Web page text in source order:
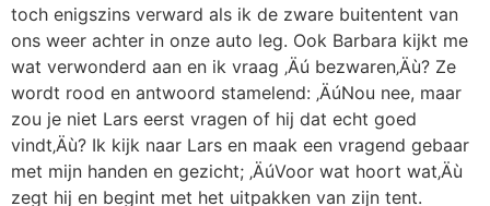
toch enigszins verward als ik de zware buitentent van
ons weer achter in onze auto leg. Ook Barbara kijkt me
wat verwonderd aan en ik vraag ‚Äú bezwaren‚Äù? Ze
wordt rood en antwoord stamelend: ‚ÄúNou nee, maar
zou je niet Lars eerst vragen of hij dat echt goed
vindt‚Äù? Ik kijk naar Lars en maak een vragend gebaar
met mijn handen en gezicht; ‚ÄúVoor wat hoort wat‚Äù
zegt hij en begint met het uitpakken van zijn tent.